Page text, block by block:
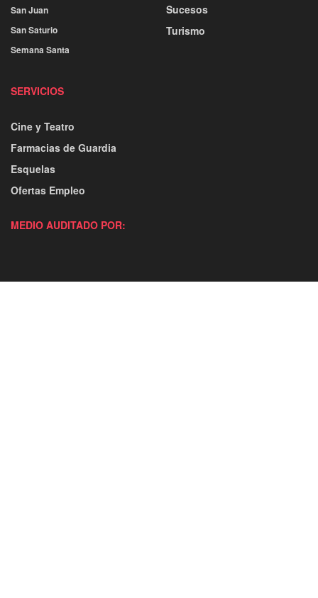
San Juan
San Saturio
Semana Santa
Sucesos
Turismo
SERVICIOS
Cine y Teatro
Farmacias de Guardia
Esquelas
Ofertas Empleo
MEDIO AUDITADO POR: